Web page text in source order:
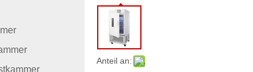
Anteil an: